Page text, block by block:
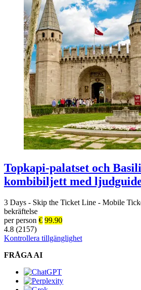
Topkapi-palatset och
kombibiljett med
3 Days - Skip the Ticket Line - Mobile
bekräftelse
per person € 99.90
4.8 (2157)
Kontrollera tillgänglighet
FRÅGA AI